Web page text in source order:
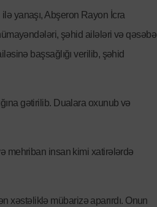
yanaşı, Abşeron Rayon İcra
şəhid ailələri və qəsəbə
başsağlığı verilib, şəhid
gətirilib. Dualara oxunub və
mehriban insan kimi xatirələrdə
xəstəliklə mübarizə aparırdı. Onun